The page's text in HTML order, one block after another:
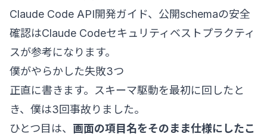
Claude Code API開発ガイド、公開schemaの安全
確認はClaude Codeセキュリティベストプラクティ
スが参考になります。
僕がやらかした失敗3つ
正直に書きます。スキーマ駆動を最初に回したと
き、僕は3回事故りました。
ひとつ目は、 画面の項目名をそのまま仕様にしたこ